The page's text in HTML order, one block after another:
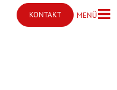
KONTAKT
Kontakt öffnen
MENÜMenü